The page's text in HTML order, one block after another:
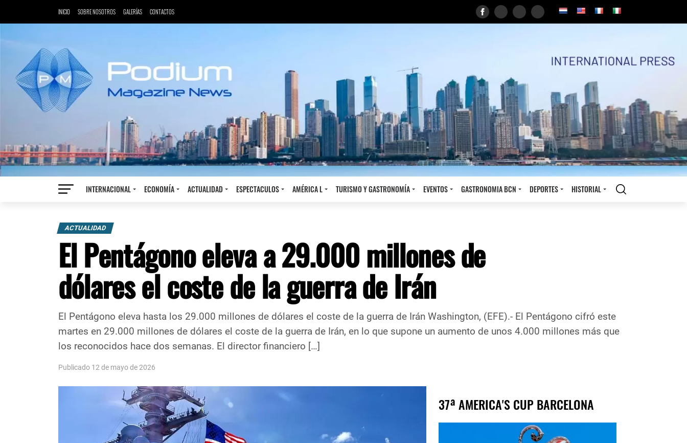
INICIO SOBRE NOSOTROS GALERÍAS CONTACTOS
INTERNACIONAL ECONOMÍA ACTUALIDAD ESPECTACULOS AMÉRICA L TURISMO Y GASTRONOMÍA EVENTOS GASTRONOMIA BCN DEPORTES HISTORIAL
ACTUALIDAD
El Pentágono eleva a 29.000 millones de
dólares el coste de la guerra de Irán
El Pentágono eleva hasta los 29.000 millones de dólares el coste de la guerra de Irán Washington, (EFE).- El Pentágono cifró este
martes en 29.000 millones de dólares el coste de la guerra de Irán, en lo que supone un aumento de unos 4.000 millones más que
los reconocidos hace dos semanas. El director financiero […]
Publicado 12 de mayo de 2026
37ª AMERICA'S CUP BARCELONA